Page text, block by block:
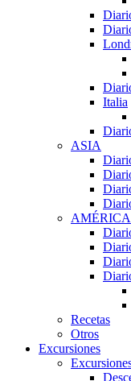
Italia
ASIA
AMÉRICA
Recetas
Otros
Excursiones